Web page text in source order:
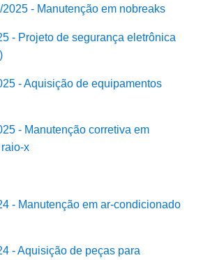
- Manutenção em nobreaks
- Projeto de segurança eletrônica
- Aquisição de equipamentos
- Manutenção corretiva em
x
- Manutenção em ar-condicionado
- Aquisição de peças para